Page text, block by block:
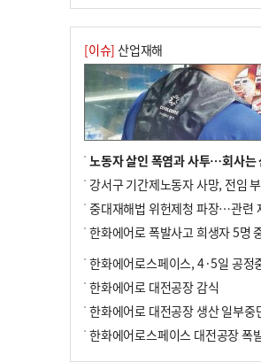
10 르노 못 타는 부산시장…관용차
힌 지역기업 응원
[이슈] 산업재해
한화에어로 대전공장 감식